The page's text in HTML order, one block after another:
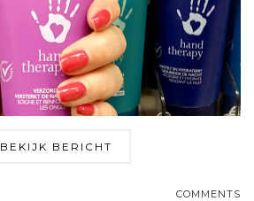
BEKIJK BERICHT
COMMENTS